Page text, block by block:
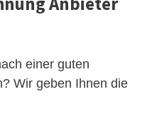
einer guten
Wir geben Ihnen die